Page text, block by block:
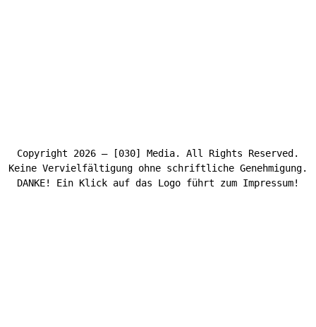
Copyright 2026 – [030] Media. All Rights Reserved.
Keine Vervielfältigung ohne schriftliche Genehmigung.
DANKE! Ein Klick auf das Logo führt zum Impressum!